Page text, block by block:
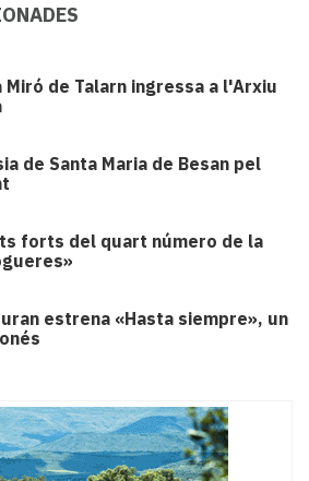
de Talarn ingressa a l'Arxiu
de Santa Maria de Besan pel
forts del quart número de la
estrena «Hasta siempre», un